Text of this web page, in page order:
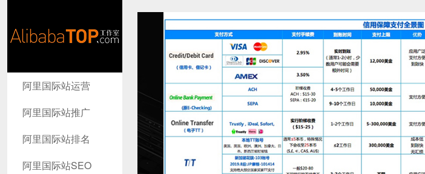
AlibabaTop
工作室
阿里国际站运营
阿里国际站推广
阿里国际站排名
阿里国际站SEO